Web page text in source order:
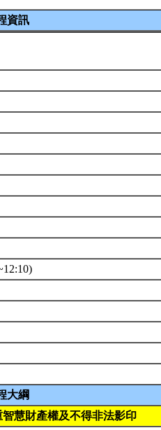
資訊
大綱
慧財產權及不得非法影印